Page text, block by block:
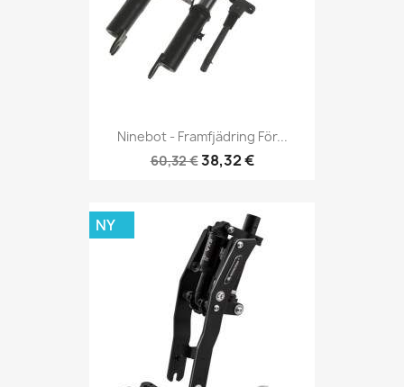
Ninebot - Framfjädring För...
60,32 €38,32 €
NY